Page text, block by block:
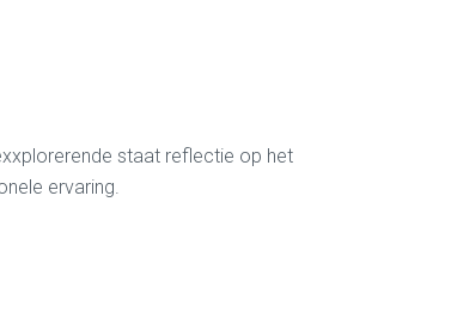
staat reflectie op het
ervaring.